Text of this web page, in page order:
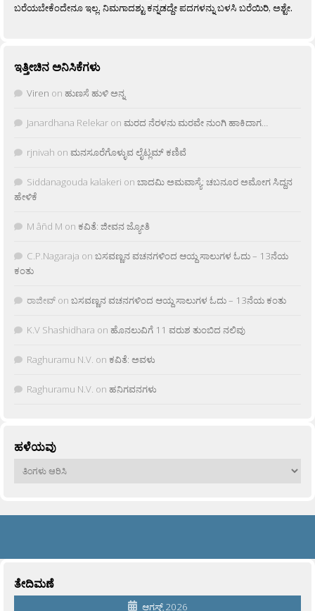
ಬರೆಯಬೇಕೆಂದೇನೂ ಇಲ್ಲ. ನಿಮಗಾದಶ್ಟು ಕನ್ನಡದ್ದೇ ಪದಗಳನ್ನು ಬಳಸಿ ಬರೆಯಿರಿ, ಅಶ್ಟೇ.
ಇತ್ತೀಚಿನ ಅನಿಸಿಕೆಗಳು
Viren on ಹುಣಸೆ ಹುಳಿ ಅನ್ನ
Janardhana Relekar on ಮರದ ನೆರಳನು ಮರವೇ ನುಂಗಿ ಹಾಕಿದಾಗ…
rjnivah on ಮನಸೂರೆಗೊಳ್ಳುವ ಲೈಟ್ಲಮ್ ಕಣಿವೆ
Siddanagouda kalakeri on ಬಾದಮಿ ಅಮವಾಸ್ಯೆ: ಚಬನೂರ ಅಮೋಗ ಸಿದ್ದನ
ಹೇಳಿಕೆ
M âñd M on ಕವಿತೆ: ಜೀವನ ಜ್ಯೋತಿ
C.P.Nagaraja on ಬಸವಣ್ಣನ ವಚನಗಳಿಂದ ಆಯ್ದ ಸಾಲುಗಳ ಓದು – 13ನೆಯ
ಕಂತು
ರಾಜೀವ್ on ಬಸವಣ್ಣನ ವಚನಗಳಿಂದ ಆಯ್ದ ಸಾಲುಗಳ ಓದು – 13ನೆಯ ಕಂತು
K.V Shashidhara on ಹೊನಲುವಿಗೆ 11 ವರುಶ ತುಂಬಿದ ನಲಿವು
Raghuramu N.V. on ಕವಿತೆ: ಅವಳು
Raghuramu N.V. on ಹನಿಗವನಗಳು
ಹಳೆಯವು
ಹಳೆಯವು
ತೇದಿಮಣೆ
ಆಗಸ್ಟ್ 2026